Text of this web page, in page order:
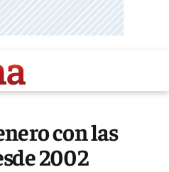
con las
2002